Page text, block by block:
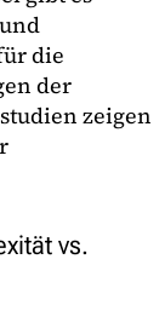
die
der
zeigen
vs.